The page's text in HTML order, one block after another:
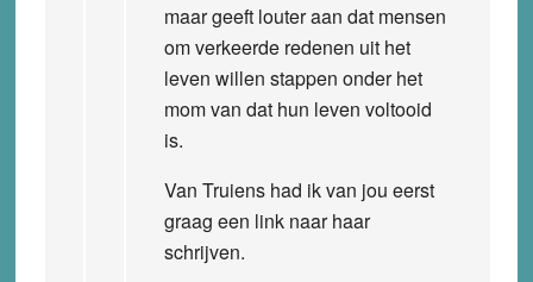
maar geeft louter aan dat mensen
om verkeerde redenen uit het
leven willen stappen onder het
mom van dat hun leven voltooid
is.
Van Truiens had ik van jou eerst
graag een link naar haar
schrijven.